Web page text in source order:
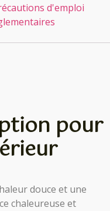
d'emploi
pour
douce et une
chaleureuse et